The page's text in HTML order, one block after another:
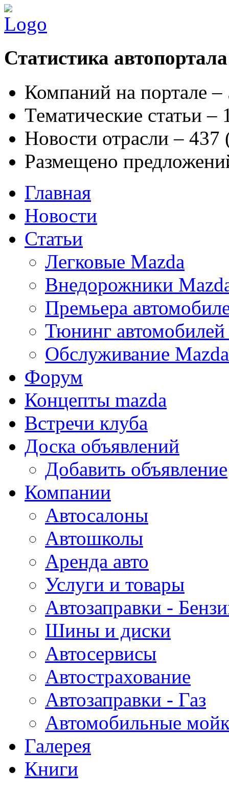
Статистика автопортала
Компаний на портале
Тематические статьи –
Новости отрасли – 437
Размещено
Главная
Новости
Статьи
Легковые Mazda
Внедорожники
Премьера
Тюнинг
Обслуживание Mazda
Форум
Концепты mazda
Встречи клуба
Доска объявлений
Добавить объявление
Компании
Автосалоны
Автошколы
Аренда авто
Услуги и товары
Автозаправки -
Шины и диски
Автосервисы
Автострахование
Автозаправки - Газ
Автомобильные
Галерея
Книги